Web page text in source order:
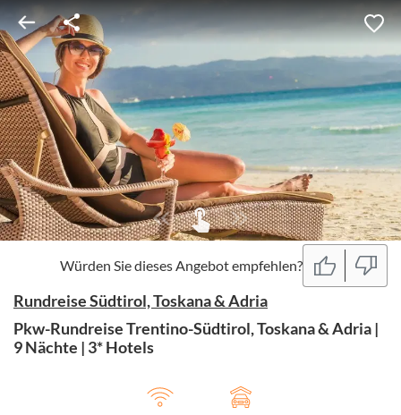
Würden Sie dieses Angebot empfehlen?
Rundreise Südtirol, Toskana & Adria
Pkw-Rundreise Trentino-Südtirol, Toskana & Adria |
9 Nächte | 3* Hotels